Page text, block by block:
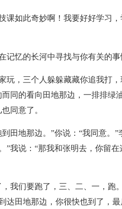
课如此奇妙啊！我要好好学习，
记忆的长河中寻找与你有关的
玩，三个人躲躲藏藏你追我打
同的看向田地那边，一排排绿
同意了。
田地那边。”你说：“我同意。
”我说：“那我和张明去，你留
我们要跑了，三、二、一，跑
达田地那边，你很快也到了，